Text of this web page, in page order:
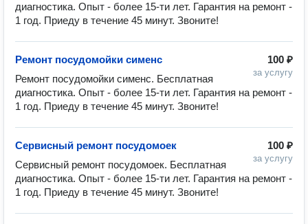
диагностика. Опыт - более 15-ти лет. Гарантия на ремонт -
1 год. Приеду в течение 45 минут. Звоните!
100 ₽
за услугу
Ремонт посудомойки сименс
Ремонт посудомойки сименс. Бесплатная
диагностика. Опыт - более 15-ти лет. Гарантия на ремонт -
1 год. Приеду в течение 45 минут. Звоните!
100 ₽
за услугу
Сервисный ремонт посудомоек
Сервисный ремонт посудомоек. Бесплатная
диагностика. Опыт - более 15-ти лет. Гарантия на ремонт -
1 год. Приеду в течение 45 минут. Звоните!